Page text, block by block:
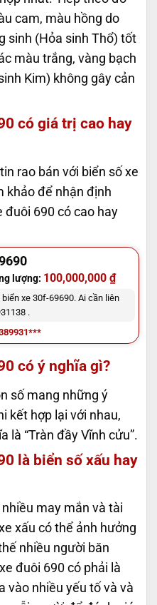
cam, màu hồng do
sinh (Hỏa sinh Thổ) tốt
màu trắng, vàng bạch
Kim) không gây cản
có giá trị cao hay
rao bán với biển số xe
khảo để nhận định
đuôi 690 có cao hay
lượng: 100,000,000 ₫
xe 30f-69690. Ai cần liên
.
có ý nghĩa gì?
số mang những ý
kết hợp lại với nhau,
là “Tràn đầy Vĩnh cửu”.
là biển số xấu hay
may mắn và tài
xấu có thể ảnh hưởng
nhiều người băn
đuôi 690 có phải là
vào nhiều yếu tố và và